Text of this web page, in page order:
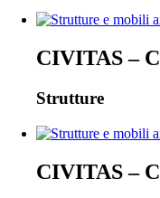
CIVITAS –
Strutture
CIVITAS –